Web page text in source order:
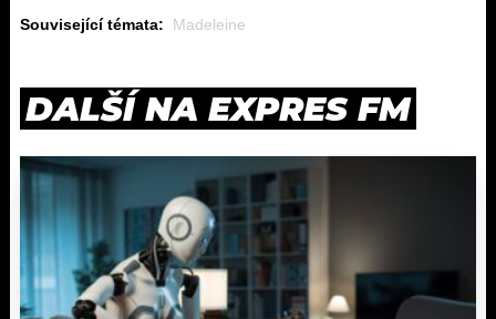
Související témata: Madeleine
DALŠÍ NA EXPRES FM